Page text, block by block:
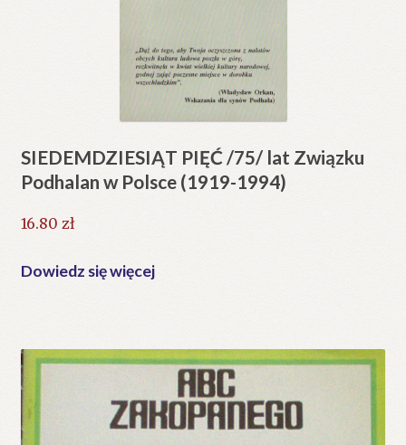
SIEDEMDZIESIĄT PIĘĆ /75/ lat Związku
Podhalan w Polsce (1919-1994)
16.80 zł
Dowiedz się więcej